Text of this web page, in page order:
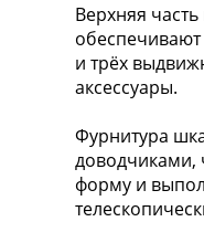
Верхняя
обеспечивают
и трёх
аксессуары.
Фурнитура
доводчиками,
форму и